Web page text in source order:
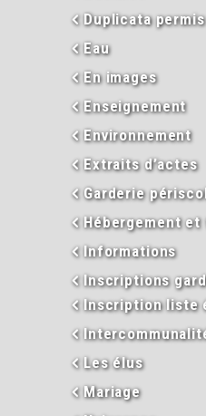
Duplicata
Eau
En images
Enseignement
Environnement
Extraits d’actes
Garderie
Hébergement
Informations
Inscriptions
Inscription liste
Les élus
Mariage